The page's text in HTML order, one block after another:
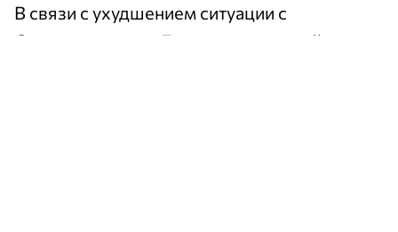
В связи с ухудшением ситуации с
безопасностью в Днепропетровской,